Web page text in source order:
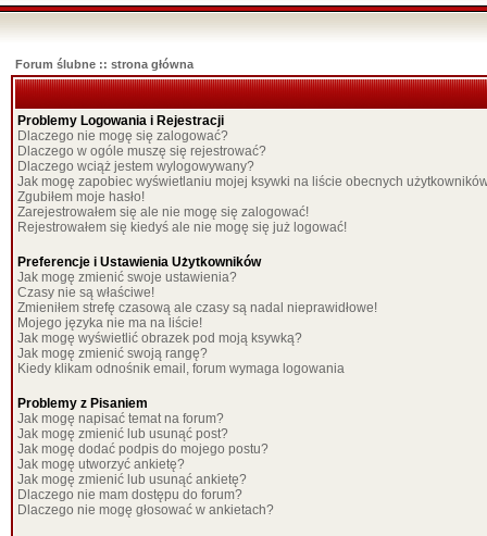
Forum ślubne :: strona główna
Problemy Logowania i Rejestracji
Dlaczego nie mogę się zalogować?
Dlaczego w ogóle muszę się rejestrować?
Dlaczego wciąż jestem wylogowywany?
Jak mogę zapobiec wyświetlaniu mojej ksywki na liście obecnych
Zgubiłem moje hasło!
Zarejestrowałem się ale nie mogę się zalogować!
Rejestrowałem się kiedyś ale nie mogę się już logować!
Preferencje i Ustawienia Użytkowników
Jak mogę zmienić swoje ustawienia?
Czasy nie są właściwe!
Zmieniłem strefę czasową ale czasy są nadal nieprawidłowe!
Mojego języka nie ma na liście!
Jak mogę wyświetlić obrazek pod moją ksywką?
Jak mogę zmienić swoją rangę?
Kiedy klikam odnośnik email, forum wymaga logowania
Problemy z Pisaniem
Jak mogę napisać temat na forum?
Jak mogę zmienić lub usunąć post?
Jak mogę dodać podpis do mojego postu?
Jak mogę utworzyć ankietę?
Jak mogę zmienić lub usunąć ankietę?
Dlaczego nie mam dostępu do forum?
Dlaczego nie mogę głosować w ankietach?